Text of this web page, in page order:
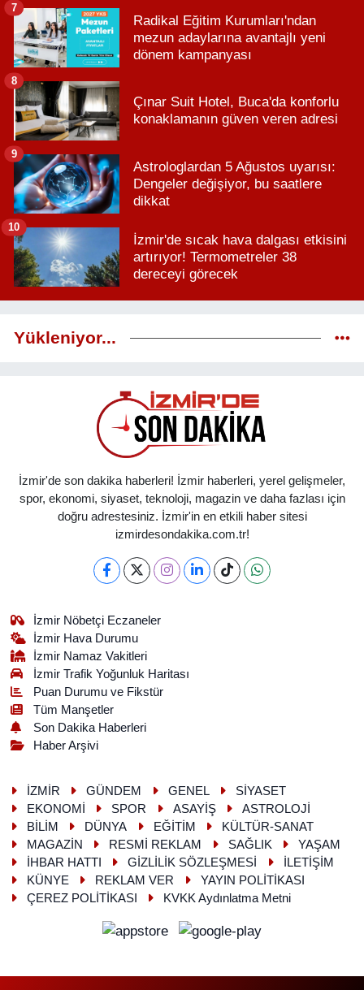
Radikal Eğitim Kurumları'ndan
mezun adaylarına avantajlı yeni
dönem kampanyası
7
Çınar Suit Hotel, Buca'da konforlu
konaklamanın güven veren adresi
8
Astrologlardan 5 Ağustos uyarısı:
Dengeler değişiyor, bu saatlere
dikkat
9
İzmir'de sıcak hava dalgası etkisini
artırıyor! Termometreler 38
dereceyi görecek
10
Yükleniyor...
İzmir'de son dakika haberleri! İzmir haberleri, yerel gelişmeler,
spor, ekonomi, siyaset, teknoloji, magazin ve daha fazlası için
doğru adrestesiniz. İzmir'in en etkili haber sitesi
izmirdesondakika.com.tr!
İzmir Nöbetçi Eczaneler
İzmir Hava Durumu
İzmir Namaz Vakitleri
İzmir Trafik Yoğunluk Haritası
Puan Durumu ve Fikstür
Tüm Manşetler
Son Dakika Haberleri
Haber Arşivi
İZMİR GÜNDEM GENEL
SİYASET
EKONOMİ
SPOR ASAYİŞ
ASTROLOJİ
BİLİM
DÜNYA EĞİTİM
KÜLTÜR-SANAT
MAGAZİN
RESMİ REKLAM SAĞLIK
YAŞAM
İHBAR HATTI
GİZLİLİK SÖZLEŞMESİ
İLETİŞİM
KÜNYE
REKLAM VER
YAYIN POLİTİKASI
ÇEREZ POLİTİKASI
KVKK Aydınlatma Metni